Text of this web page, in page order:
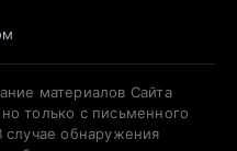
материалов Сайта
только с письменного
случае обнаружения